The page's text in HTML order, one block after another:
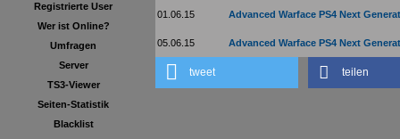
Registrierte User
Wer ist Online?
Umfragen
Server
TS3-Viewer
Seiten-Statistik
Blacklist
01.06.15 Advanced Warface PS4 Next
05.06.15 Advanced Warface PS4 Next
tweet teilen